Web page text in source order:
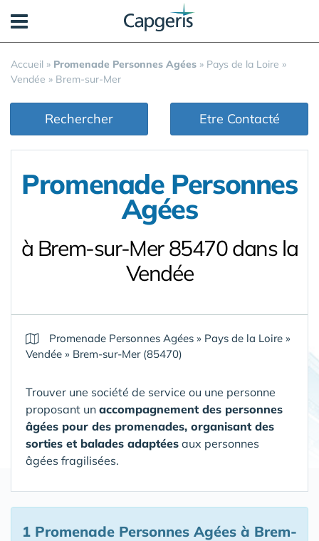
Accueil » Promenade Personnes Agées » Pays de la Loire »
Vendée » Brem-sur-Mer
Rechercher Etre Contacté
Promenade Personnes
Agées
à Brem-sur-Mer 85470 dans la
Vendée
Promenade Personnes Agées » Pays de la Loire »
Vendée » Brem-sur-Mer (85470)
Trouver une société de service ou une personne
proposant un accompagnement des personnes
âgées pour des promenades, organisant des
sorties et balades adaptées aux personnes
âgées fragilisées.
1 Promenade Personnes Agées à Brem-